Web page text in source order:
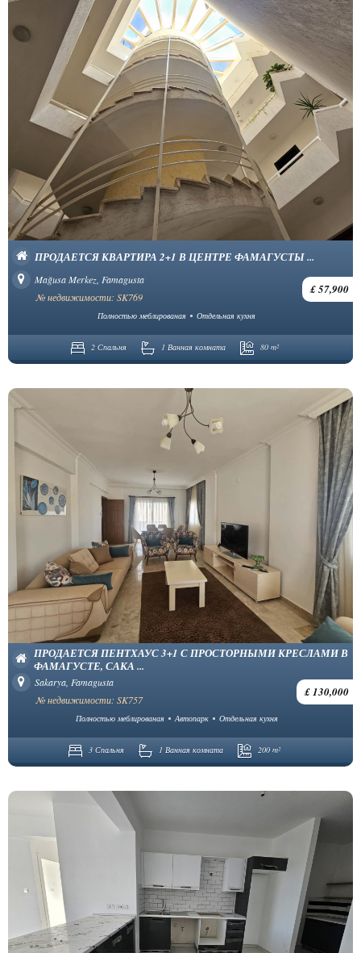
ПРОДАЕТСЯ КВАРТИРА 2+1 В ЦЕНТРЕ ФАМАГУСТЫ ...
Mağusa Merkez, Famagusta
£ 57,900
№ недвижимости: SK769
Полностью меблированая Отдельная кухня
2 Спальня 1 Ванная комната 80 m²
ПРОДАЕТСЯ ПЕНТХАУС 3+1 С ПРОСТОРНЫМИ КРЕСЛАМИ В
ФАМАГУСТЕ, САКА ...
Sakarya, Famagusta
£ 130,000
№ недвижимости: SK757
Полностью меблированая Автопарк Отдельная кухня
3 Спальня 1 Ванная комната 200 m²